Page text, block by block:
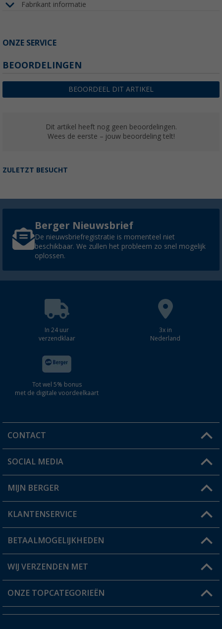
Fabrikant informatie
ONZE SERVICE
BEOORDELINGEN
BEOORDEEL DIT ARTIKEL
Dit artikel heeft nog geen beoordelingen.
Wees de eerste – jouw beoordeling telt!
ZULETZT BESUCHT
Berger Nieuwsbrief
De nieuwsbriefregistratie is momenteel niet
beschikbaar. We zullen het probleem zo snel mogelijk
oplossen.
In 24 uur
verzendklaar
3x in
Nederland
Tot wel 5% bonus
met de digitale voordeelkaart
CONTACT
Een vraag?
Winkel vinden
SOCIAL MEDIA
MIJN BERGER
Mijn account
Status bestelling
Verlanglijstje
KLANTENSERVICE
FAQ & Contact
Verzendinformatie
Catalogus
BETAALMOGELIJKHEDEN
WIJ VERZENDEN MET
ONZE TOPCATEGORIEËN